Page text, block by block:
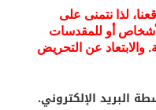
لذا نتمنى على
أو للمقدسات
والابتعاد عن التحريض
البريد الإلكتروني.